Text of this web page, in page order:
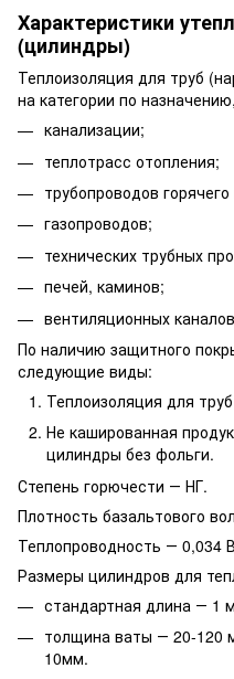
Характеристики
(цилиндры)
Теплоизоляция для труб
на категории по
канализации;
теплотрасс отопления;
трубопроводов
газопроводов;
технических трубных
печей, каминов;
вентиляционных
По наличию защитного
следующие виды:
Теплоизоляция для
Не кашированная
цилиндры без фольги.
Степень горючести ― НГ.
Плотность базальтового
Теплопроводность ― 0,034
Размеры цилиндров для
стандартная длина ― 1
толщина ваты ― 20-120
10мм.